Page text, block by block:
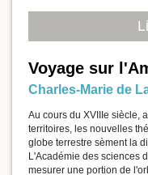
Voyage sur
Charles-Marie de
Au cours du XVIIIe siècle,
territoires, les nouvelles
globe terrestre sèment la
L'Académie des sciences
mesurer une portion de